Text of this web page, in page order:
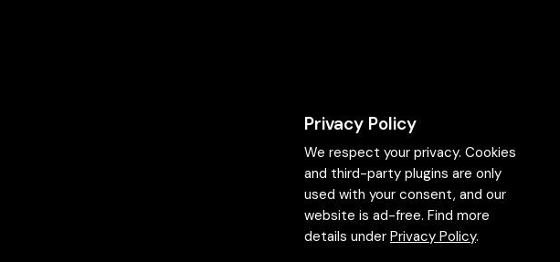
Privacy Policy
We respect your privacy. Cookies
and third-party plugins are only
used with your consent, and our
website is ad-free. Find more
details under Privacy Policy.